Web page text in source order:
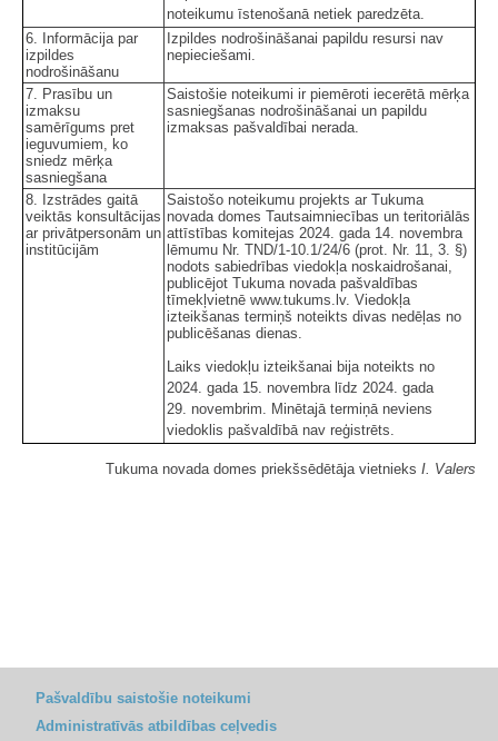
noteikumu īstenošanā netiek paredzēta.
6. Informācija par
izpildes
nodrošināšanu
Izpildes nodrošināšanai papildu resursi nav
nepieciešami.
7. Prasību un
izmaksu
samērīgums pret
ieguvumiem, ko
sniedz mērķa
sasniegšana
Saistošie noteikumi ir piemēroti iecerētā mērķa
sasniegšanas nodrošināšanai un papildu
izmaksas pašvaldībai nerada.
8. Izstrādes gaitā
veiktās konsultācijas
ar privātpersonām un
institūcijām
Saistošo noteikumu projekts ar Tukuma
novada domes Tautsaimniecības un teritoriālās
attīstības komitejas 2024. gada 14. novembra
lēmumu Nr. TND/1-10.1/24/6 (prot. Nr. 11, 3. §)
nodots sabiedrības viedokļa noskaidrošanai,
publicējot Tukuma novada pašvaldības
tīmekļvietnē www.tukums.lv. Viedokļa
izteikšanas termiņš noteikts divas nedēļas no
publicēšanas dienas.
Laiks viedokļu izteikšanai bija noteikts no
2024. gada 15. novembra līdz 2024. gada
29. novembrim. Minētajā termiņā neviens
viedoklis pašvaldībā nav reģistrēts.
Tukuma novada domes priekšsēdētāja vietnieks I. Valers
Pašvaldību saistošie noteikumi
Administratīvās atbildības ceļvedis